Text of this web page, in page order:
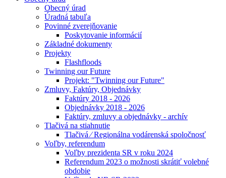
Obecný úrad
Úradná tabuľa
Povinné zverejňovanie
Poskytovanie informácií
Základné dokumenty
Projekty
Flashfloods
Twinning our Future
Projekt: "Twinning our Future"
Zmluvy, Faktúry, Objednávky
Faktúry 2018 - 2026
Objednávky 2018 - 2026
Faktúry, zmluvy a objednávky - archív
Tlačivá na stiahnutie
Tlačivá ⁄ Regionálna vodárenská spoločnosť
Voľby, referendum
Voľby prezidenta SR v roku 2024
Referendum 2023 o možnosti skrátiť volebné
obdobie